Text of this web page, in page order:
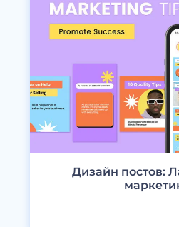
Дизайн постов: